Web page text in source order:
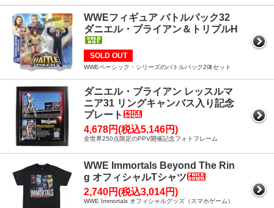
WWEフィギュア バトルパック32
ダニエル・ブライアン＆トリプルH
SOLD OUT
WWEベーシック・シリーズのバトルパック2体セット
ダニエル・ブライアン レッスルマ
ニア31 リングキャンバス入り記念
プレート
4,678円(税込5,146円)
全世界250点限定のPPV開催記念フォトフレーム
WWE Immortals Beyond The Rin
g オフィシャルTシャツ
2,740円(税込3,014円)
WWE Immortals オフィシャルグッズ（スマホゲーム）